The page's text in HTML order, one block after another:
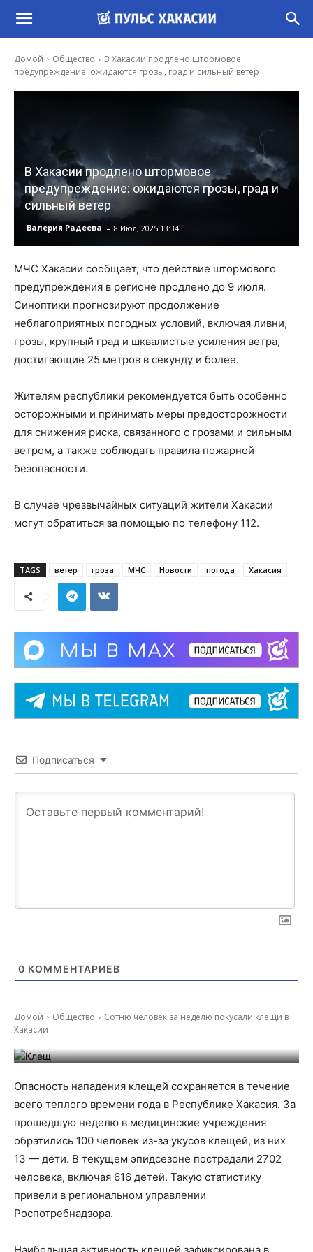
Домой Общество
В Хакасии продлено штормовое
предупреждение: ожидаются грозы, град и сильный ветер
В Хакасии продлено штормовое
предупреждение: ожидаются грозы, град и
сильный ветер
Валерия Радеева - 8 Июл, 2025 13:34
МЧС Хакасии сообщает, что действие штормового
предупреждения в регионе продлено до 9 июля.
Синоптики прогнозируют продолжение
неблагоприятных погодных условий, включая ливни,
грозы, крупный град и шквалистые усиления ветра,
достигающие 25 метров в секунду и более.
Жителям республики рекомендуется быть особенно
осторожными и принимать меры предосторожности
для снижения риска, связанного с грозами и сильным
ветром, а также соблюдать правила пожарной
безопасности.
В случае чрезвычайных ситуаций жители Хакасии
могут обратиться за помощью по телефону 112.
TAGS ветер гроза МЧС Новости погода Хакасия
Подписаться
0 КОММЕНТАРИЕВ